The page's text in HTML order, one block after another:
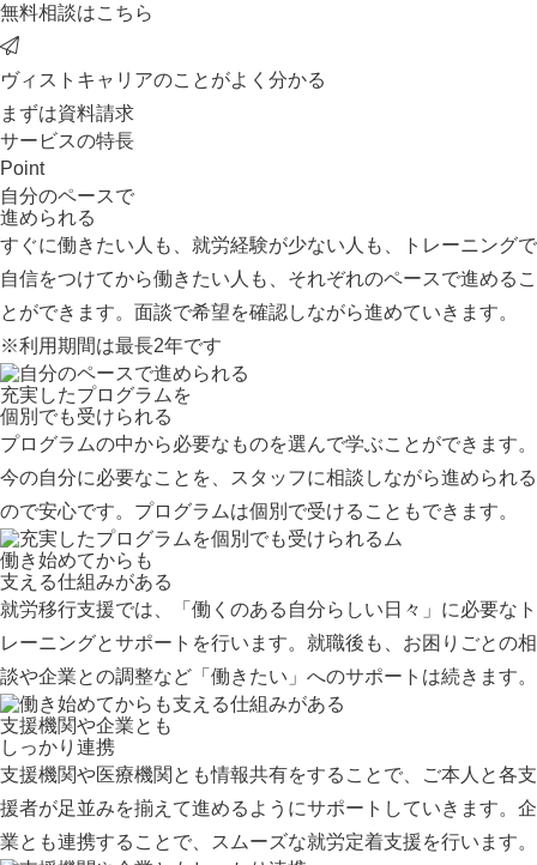
無料相談はこちら
ヴィストキャリアのことがよく分かる
まずは資料請求
サービスの特長
Point
自分のペースで
進められる
すぐに働きたい人も、就労経験が少ない人も、トレーニングで
自信をつけてから働きたい人も、それぞれのペースで進めるこ
とができます。面談で希望を確認しながら進めていきます。
※利用期間は最長2年です
充実したプログラムを
個別でも受けられる
プログラムの中から必要なものを選んで学ぶことができます。
今の自分に必要なことを、スタッフに相談しながら進められる
ので安心です。プログラムは個別で受けることもできます。
働き始めてからも
支える仕組みがある
就労移行支援では、「働くのある自分らしい日々」に必要なト
レーニングとサポートを行います。就職後も、お困りごとの相
談や企業との調整など「働きたい」へのサポートは続きます。
支援機関や企業とも
しっかり連携
支援機関や医療機関とも情報共有をすることで、ご本人と各支
援者が足並みを揃えて進めるようにサポートしていきます。企
業とも連携することで、スムーズな就労定着支援を行います。